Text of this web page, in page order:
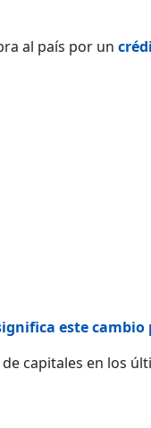
al país por un
este cambio
capitales en los